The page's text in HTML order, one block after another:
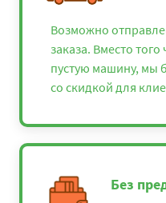
Возможно
заказа. Вместо
пустую машину, мы
со скидкой для
Без